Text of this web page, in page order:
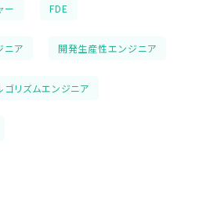
ー FDE
ニア 開発生産性エンジニア
リズムエンジニア